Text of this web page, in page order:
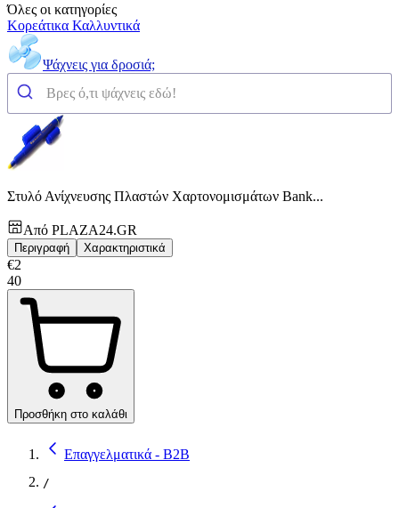
Όλες οι κατηγορίες
Κορεάτικα Καλλυντικά
Ψάχνεις για δροσιά;
Στυλό Ανίχνευσης Πλαστών Χαρτονομισμάτων Bank...
Από PLAZA24.GR
Περιγραφή Χαρακτηριστικά
€2
40
Προσθήκη στο καλάθι
Επαγγελματικά - B2B
/